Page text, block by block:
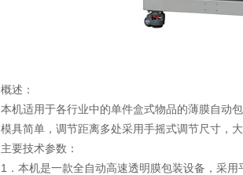
概述：
本机适用于各行业中的单件盒式物品的薄膜自动
模具简单，调节距离多处采用手摇式调节尺寸，
主要技术参数：
1．本机是一款全自动高速透明膜包装设备，采